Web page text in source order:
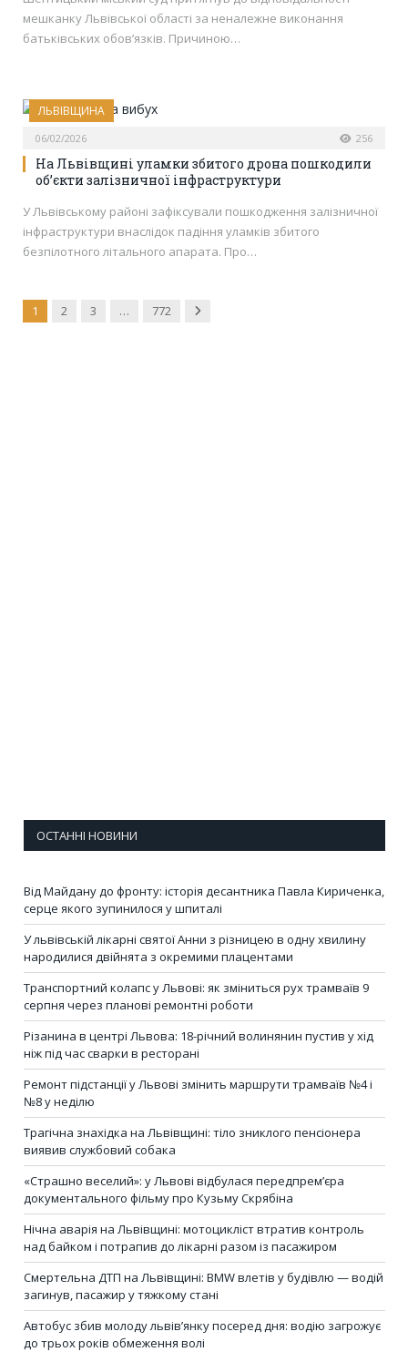
мешканку Львівської області за неналежне виконання
батьківських обов’язків. Причиною…
ЛЬВІВЩИНА
06/02/2026 256
На Львівщині уламки збитого дрона пошкодили
об’єкти залізничної інфраструктури
У Львівському районі зафіксували пошкодження залізничної
інфраструктури внаслідок падіння уламків збитого
безпілотного літального апарата. Про…
1 2 3 … 772 Next
ОСТАННІ НОВИНИ
Від Майдану до фронту: історія десантника Павла Кириченка,
серце якого зупинилося у шпиталі
У львівській лікарні святої Анни з різницею в одну хвилину
народилися двійнята з окремими плацентами
Транспортний колапс у Львові: як зміниться рух трамваїв 9
серпня через планові ремонтні роботи
Різанина в центрі Львова: 18-річний волинянин пустив у хід
ніж під час сварки в ресторані
Ремонт підстанції у Львові змінить маршрути трамваїв №4 і
№8 у неділю
Трагічна знахідка на Львівщині: тіло зниклого пенсіонера
виявив службовий собака
«Страшно веселий»: у Львові відбулася передпрем’єра
документального фільму про Кузьму Скрябіна
Нічна аварія на Львівщині: мотоцикліст втратив контроль
над байком і потрапив до лікарні разом із пасажиром
Смертельна ДТП на Львівщині: BMW влетів у будівлю — водій
загинув, пасажир у тяжкому стані
Автобус збив молоду львів’янку посеред дня: водію загрожує
до трьох років обмеження волі